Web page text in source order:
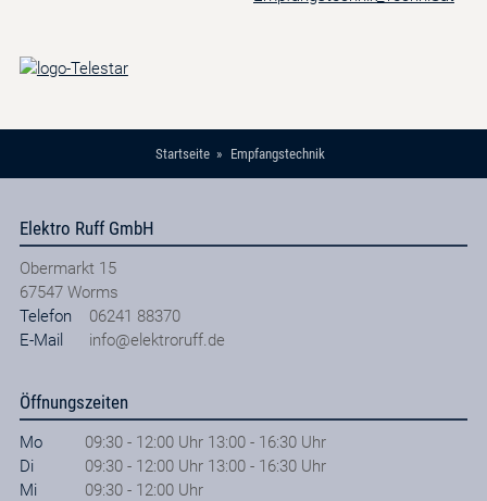
Startseite Empfangstechnik
Elektro Ruff GmbH
Obermarkt 15
67547 Worms
Telefon
06241 88370
E-Mail
info@elektroruff.de
Öffnungszeiten
Mo
09:30 - 12:00 Uhr 13:00 - 16:30 Uhr
Di
09:30 - 12:00 Uhr 13:00 - 16:30 Uhr
Mi
09:30 - 12:00 Uhr